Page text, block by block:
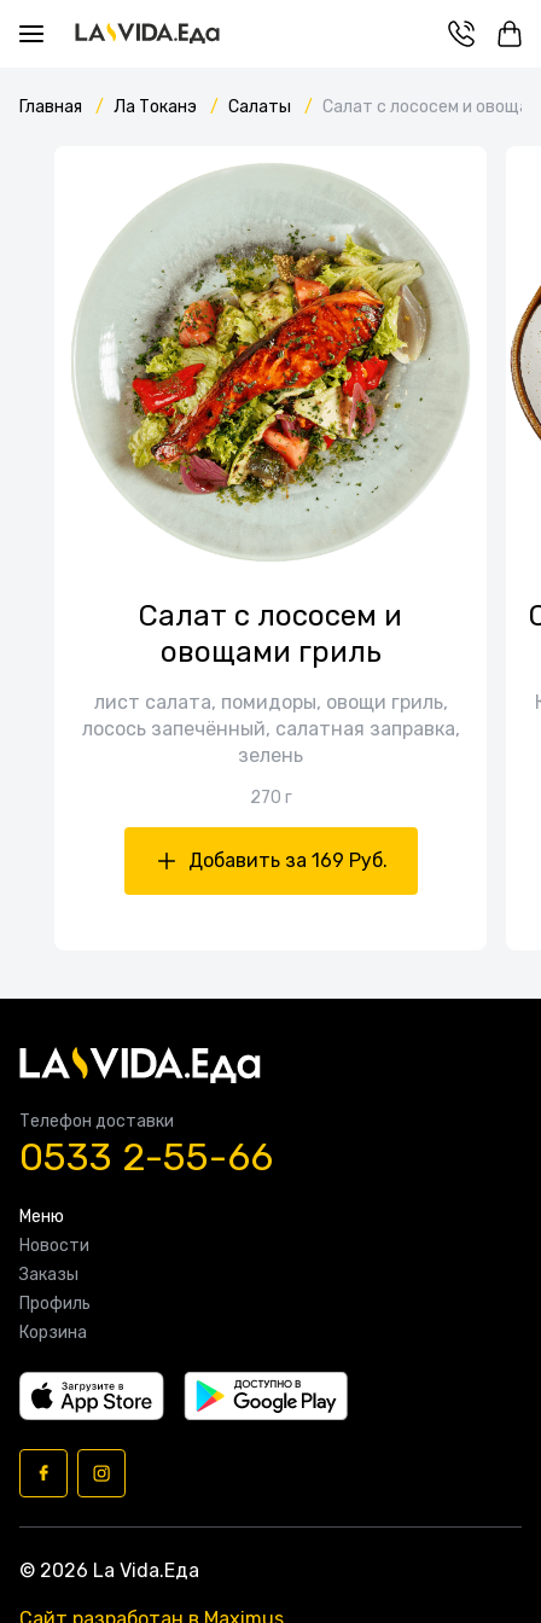
Главная Ла Токанэ Салаты Cалат с лососем и
Cалат с лососем и
овощами гриль
лист салата, помидоры, овощи гриль,
лосось запечённый, салатная заправка,
зелень
270 г
Добавить за 169 Руб.
Телефон доставки
0533 2-55-66
Меню
Новости
Заказы
Профиль
Корзина
© 2026 La Vida.Еда